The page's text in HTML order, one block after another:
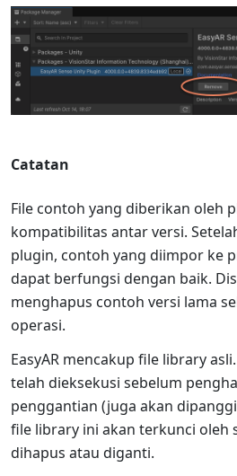
Catatan
File contoh yang diberikan oleh
kompatibilitas antar versi.
plugin, contoh yang diimpor ke
dapat berfungsi dengan baik.
menghapus contoh versi lama
operasi.
EasyAR mencakup file library
telah dieksekusi sebelum
penggantian (juga akan
file library ini akan terkunci oleh
dihapus atau diganti.